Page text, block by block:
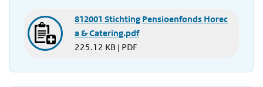
812001 Stichting Pensioenfonds Horec
a & Catering.pdf
225.12 KB | PDF